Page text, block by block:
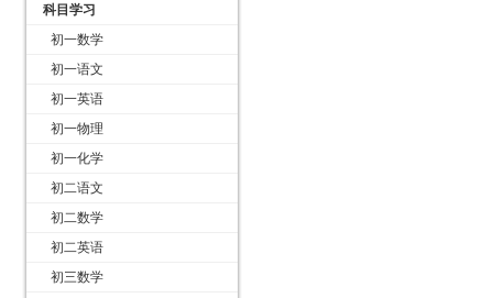
科目学习
初一数学
初一语文
初一英语
初一物理
初一化学
初二语文
初二数学
初二英语
初三数学